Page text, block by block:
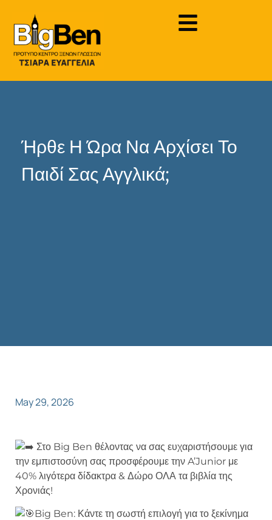
Ήρθε Η Ώρα Να Αρχίσει Το
Παιδί Σας Αγγλικά;
May 29, 2026
Στο Big Ben θέλοντας να σας ευχαριστήσουμε για
την εμπιστοσύνη σας προσφέρουμε την A’Junior με
40% λιγότερα δίδακτρα & Δώρο ΟΛΑ τα βιβλία της
Χρονιάς!
Big Ben: Κάντε τη σωστή επιλογή για το ξεκίνημα